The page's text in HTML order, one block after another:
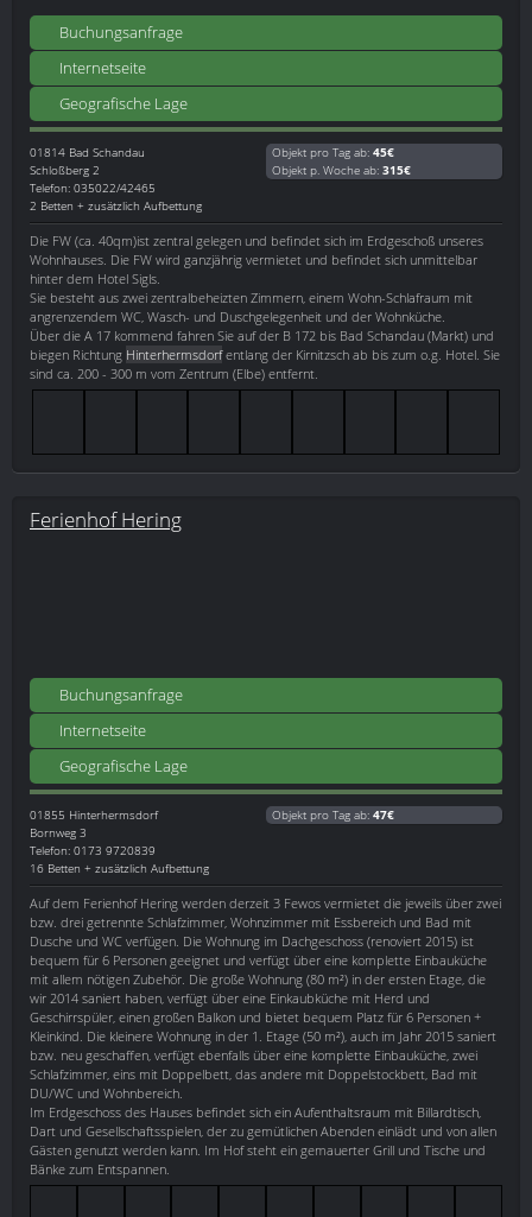
Buchungsanfrage
Internetseite
Geografische Lage
01814 Bad Schandau
Schloßberg 2
Telefon: 035022/42465
2 Betten + zusätzlich Aufbettung
Objekt pro Tag ab: 45€
Objekt p. Woche ab: 315€
Die FW (ca. 40qm)ist zentral gelegen und befindet sich im Erdgeschoß unseres
Wohnhauses. Die FW wird ganzjährig vermietet und befindet sich unmittelbar
hinter dem Hotel Sigls.
Sie besteht aus zwei zentralbeheizten Zimmern, einem Wohn-Schlafraum mit
angrenzendem WC, Wasch- und Duschgelegenheit und der Wohnküche.
Über die A 17 kommend fahren Sie auf der B 172 bis Bad Schandau (Markt) und
biegen Richtung Hinterhermsdorfentlang der Kirnitzsch ab bis zum o.g. Hotel. Sie
sind ca. 200 - 300 m vom Zentrum (Elbe) entfernt.
Ferienhof Hering
Buchungsanfrage
Internetseite
Geografische Lage
01855 Hinterhermsdorf
Bornweg 3
Telefon: 0173 9720839
16 Betten + zusätzlich Aufbettung
Objekt pro Tag ab: 47€
Auf dem Ferienhof Hering werden derzeit 3 Fewos vermietet die jeweils über zwei
bzw. drei getrennte Schlafzimmer, Wohnzimmer mit Essbereich und Bad mit
Dusche und WC verfügen. Die Wohnung im Dachgeschoss (renoviert 2015) ist
bequem für 6 Personen geeignet und verfügt über eine komplette Einbauküche
mit allem nötigen Zubehör. Die große Wohnung (80 m²) in der ersten Etage, die
wir 2014 saniert haben, verfügt über eine Einkaubküche mit Herd und
Geschirrspüler, einen großen Balkon und bietet bequem Platz für 6 Personen +
Kleinkind. Die kleinere Wohnung in der 1. Etage (50 m²), auch im Jahr 2015 saniert
bzw. neu geschaffen, verfügt ebenfalls über eine komplette Einbauküche, zwei
Schlafzimmer, eins mit Doppelbett, das andere mit Doppelstockbett, Bad mit
DU/WC und Wohnbereich.
Im Erdgeschoss des Hauses befindet sich ein Aufenthaltsraum mit Billardtisch,
Dart und Gesellschaftsspielen, der zu gemütlichen Abenden einlädt und von allen
Gästen genutzt werden kann. Im Hof steht ein gemauerter Grill und Tische und
Bänke zum Entspannen.